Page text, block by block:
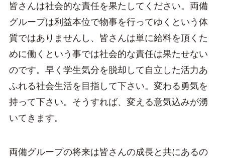
皆さんは社会的な責任を果たしてください。両備
グループは利益本位で物事を行ってゆくという体
質ではありませんし、皆さんは単に給料を頂くた
めに働くという事では社会的な責任は果たせない
のです。早く学生気分を脱却して自立した活力あ
ふれる社会生活を目指して下さい。変わる勇気を
持って下さい。そうすれば、変える意気込みが湧
いてきます。
両備グループの将来は皆さんの成長と共にあるの